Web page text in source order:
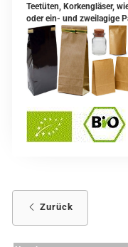
Teetüten, Korkengläser,
oder ein- und zweilagige
Zurück